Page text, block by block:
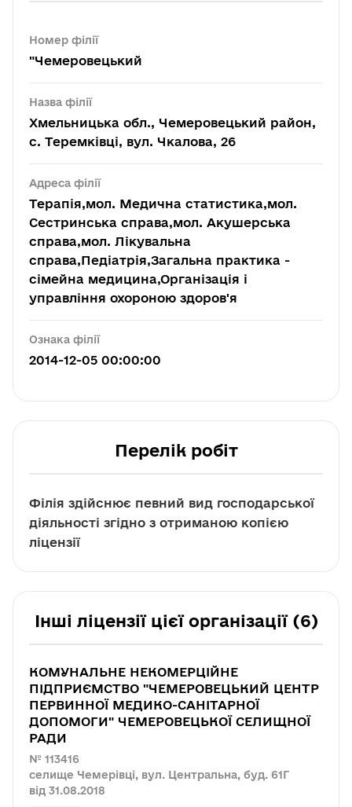
Номер філії
"Чемеровецький
Назва філії
Хмельницька обл., Чемеровецький район,
с. Теремківці, вул. Чкалова, 26
Адреса філії
Терапія,мол. Медична статистика,мол.
Сестринська справа,мол. Акушерська
справа,мол. Лікувальна
справа,Педіатрія,Загальна практика -
сімейна медицина,Організація і
управління охороною здоров'я
Ознака філії
2014-12-05 00:00:00
Перелік робіт
Філія здійснює певний вид господарської
діяльності згідно з отриманою копією
ліцензії
Інші ліцензії цієї організації (6)
КОМУНАЛЬНЕ НЕКОМЕРЦІЙНЕ
ПІДПРИЄМСТВО "ЧЕМЕРОВЕЦЬКИЙ ЦЕНТР
ПЕРВИННОЇ МЕДИКО-САНІТАРНОЇ
ДОПОМОГИ" ЧЕМЕРОВЕЦЬКОЇ СЕЛИЩНОЇ
РАДИ
№ 113416
селище Чемерівці, вул. Центральна, буд. 61Г
від 31.08.2018